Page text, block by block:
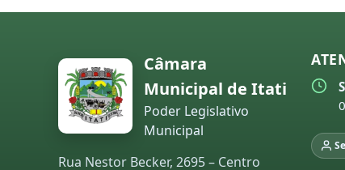
Câmara
Municipal de Itati
Poder Legislativo
Municipal
Rua Nestor Becker, 2695 – Centro